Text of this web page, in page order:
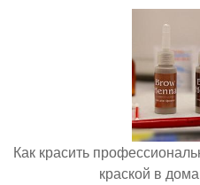
Как красить
краской в